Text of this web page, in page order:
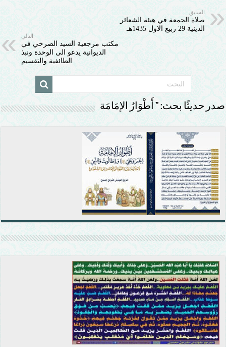
السابق
صلاة الجمعة في هيئة الشعائر
الدينية 29 ربيع الاول 1435هـ
التالي
مكتب مرجعية السيد الصرخي في
الديوانية يدعو الى الوحدة ونبذ
الطائفية والتقسيم
صدر حديثًا بحث: ” أَطْوَارُ الإمَامَة